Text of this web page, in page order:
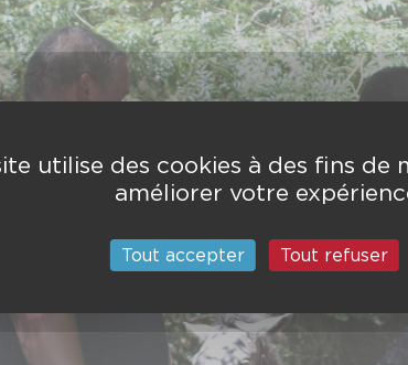
utilise des cookies à des fins de
améliorer votre
Tout accepter Tout refuser